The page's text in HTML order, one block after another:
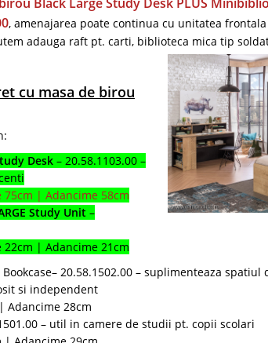
, amenajarea poate continua cu unitatea
adauga raft pt. carti, biblioteca mica tip
cu masa de birou
Desk – 20.58.1103.00 –
| Adancime 58cm
Study Unit –
| Adancime 21cm
Bookcase– 20.58.1502.00 – suplimenteaza spatiul
si independent
Adancime 28cm
– util in camere de studii pt. copii scolari